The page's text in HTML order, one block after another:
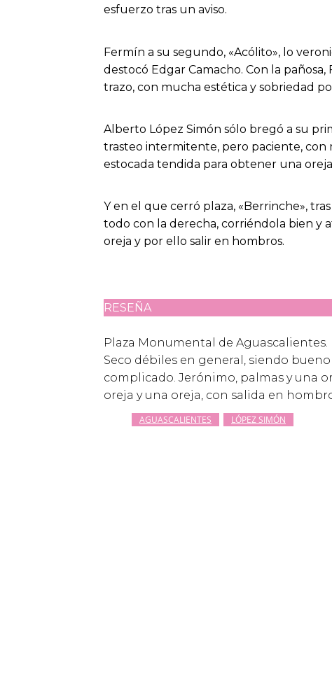
esfuerzo tras un aviso.
Fermín a su segundo, «Acólito», lo
destocó Edgar Camacho. Con la
trazo, con mucha estética y sobriedad
Alberto López Simón sólo bregó a su
trasteo intermitente, pero paciente, con
estocada tendida para obtener una
Y en el que cerró plaza, «Berrinche»,
todo con la derecha, corriéndola bien y
oreja y por ello salir en hombros.
RESEÑA
Plaza Monumental de Aguascalientes.
Seco débiles en general, siendo
complicado. Jerónimo, palmas y una
oreja y una oreja, con salida en
AGUASCALIENTES LÓPEZ SIMÓN